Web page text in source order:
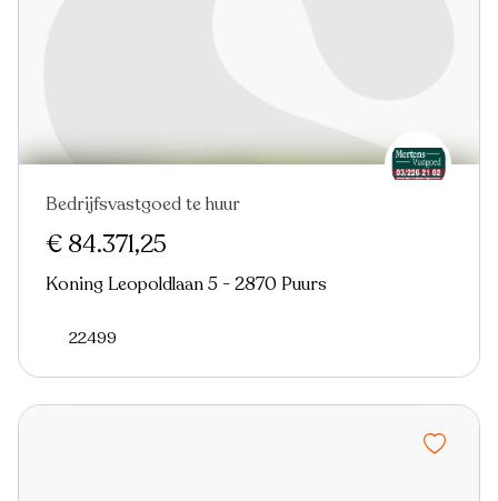
Bedrijfsvastgoed te huur
€ 84.371,25
Koning Leopoldlaan 5 - 2870 Puurs
22499